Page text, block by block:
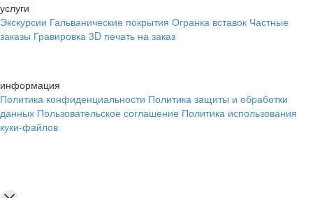
услуги
Экскурсии Гальванические покрытия Огранка вставок Частные
заказы Гравировка 3D печать на заказ
информация
Политика конфиденциальности Политика защиты и обработки
данных Пользовательское соглашение Политика использования
куки-файлов